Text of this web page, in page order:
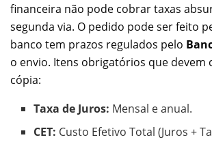
financeira não pode cobrar taxas
segunda via. O pedido pode ser feito
banco tem prazos regulados pelo
o envio. Itens obrigatórios que devem
cópia:
Taxa de Juros: Mensal e anual.
CET: Custo Efetivo Total (Juros +